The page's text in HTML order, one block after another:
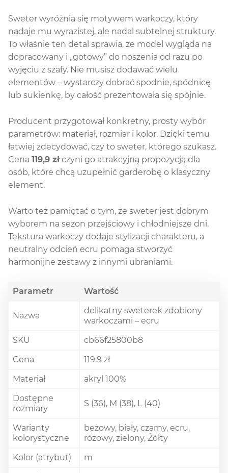
Sweter wyróżnia się motywem warkoczy, który
nadaje mu wyrazistej, ale nadal subtelnej struktury.
To właśnie ten detal sprawia, że model wygląda na
dopracowany i „gotowy” do noszenia od razu po
wyjęciu z szafy. Nie musisz dodawać wielu
elementów – wystarczy dobrać spodnie, spódnicę
lub sukienkę, by całość prezentowała się spójnie.
Producent przygotował konkretny, prosty wybór
parametrów: materiał, rozmiar i kolor. Dzięki temu
łatwiej zdecydować, czy to sweter, którego szukasz.
Cena 119,9 złczyni go atrakcyjną propozycją dla
osób, które chcą uzupełnić garderobę o klasyczny
element.
Warto też pamiętać o tym, że sweter jest dobrym
wyborem na sezon przejściowy i chłodniejsze dni.
Tekstura warkoczy dodaje stylizacji charakteru, a
neutralny odcień ecru pomaga stworzyć
harmonijne zestawy z innymi ubraniami.
Parametr Wartość
Nazwa
delikatny sweterek zdobiony
warkoczami – ecru
SKU
cb66f25800b8
Cena
119.9 zł
Materiał
akryl 100%
Dostępne
rozmiary
S (36), M (38), L (40)
Warianty
kolorystyczne
beżowy, biały, czarny, ecru,
różowy, zielony, Żółty
Kolor (atrybut)
m